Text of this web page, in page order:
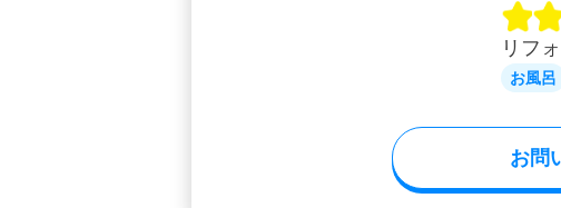
リフ
お風呂
お問